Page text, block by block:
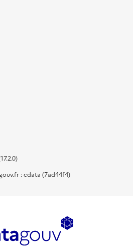
: cdata (7ad44f4)